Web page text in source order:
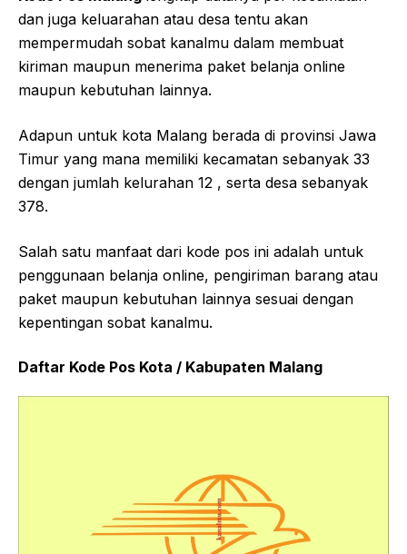
dan juga keluarahan atau desa tentu akan
mempermudah sobat kanalmu dalam membuat
kiriman maupun menerima paket belanja online
maupun kebutuhan lainnya.
Adapun untuk kota Malang berada di provinsi Jawa
Timur yang mana memiliki kecamatan sebanyak 33
dengan jumlah kelurahan 12 , serta desa sebanyak
378.
Salah satu manfaat dari kode pos ini adalah untuk
penggunaan belanja online, pengiriman barang atau
paket maupun kebutuhan lainnya sesuai dengan
kepentingan sobat kanalmu.
Daftar Kode Pos Kota / Kabupaten Malang